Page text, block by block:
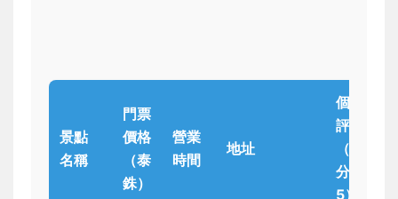
景點
名稱
門票
價格
（泰
銖）
營業
時間
地址
個人
評分
（滿
分
5）